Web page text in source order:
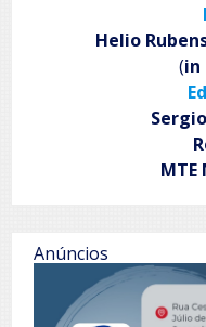
Helio
(in
MTE
Anúncios